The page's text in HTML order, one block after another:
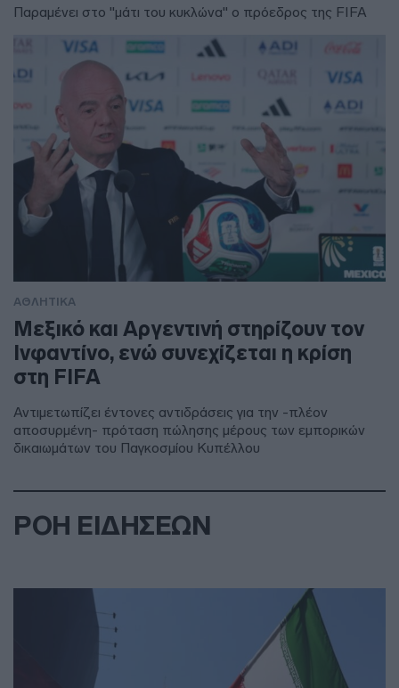
Παραμένει στο "μάτι του κυκλώνα" ο πρόεδρος της FIFA
ΑΘΛΗΤΙΚΑ
Μεξικό και Αργεντινή στηρίζουν τον
Ινφαντίνο, ενώ συνεχίζεται η κρίση
στη FIFA
Αντιμετωπίζει έντονες αντιδράσεις για την -πλέον
αποσυρμένη- πρόταση πώλησης μέρους των εμπορικών
δικαιωμάτων του Παγκοσμίου Κυπέλλου
ΡΟΗ ΕΙΔΗΣΕΩΝ